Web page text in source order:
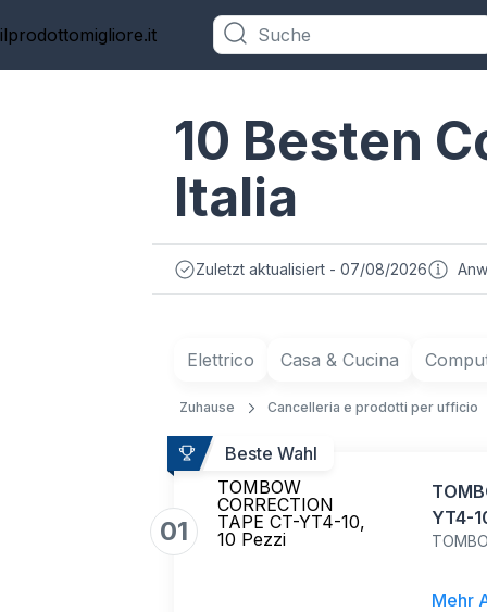
ilprodottomigliore.it
10 Besten
Italia
Zuletzt aktualisiert - 07/08/2026
Elettrico Casa & Cucina
Zuhause Cancelleria e prodotti per ufficio
Beste Wahl
01
TOMBOW
CORRECTION
TAPE CT-YT4-10,
10 Pezzi
YT4-
Mehr